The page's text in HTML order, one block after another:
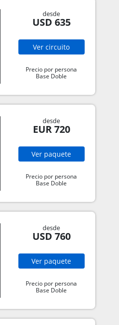
desde
USD 635
Vercircuito
Precio por persona
Base Doble
desde
EUR 720
Ver paquete
Precio por persona
Base Doble
desde
USD 760
Ver paquete
Precio por persona
Base Doble